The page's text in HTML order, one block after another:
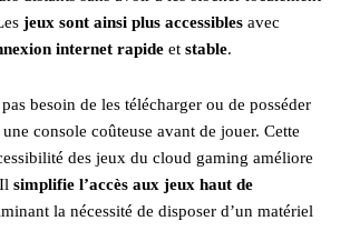
jeux sont ainsi plus accessibles avec
internet rapide et stable.
besoin de les télécharger ou de posséder
console coûteuse avant de jouer. Cette
des jeux du cloud gaming améliore
simplifie l’accès aux jeux haut de
la nécessité de disposer d’un matériel